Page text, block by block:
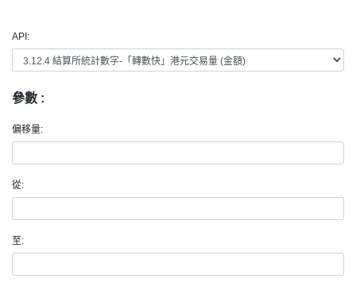
API:
參數 :
偏移量:
從:
至: